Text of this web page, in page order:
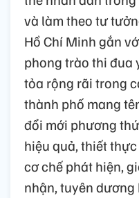
và làm theo tư
Hồ Chí Minh gắn
phong trào thi đua
tỏa rộng rãi trong
thành phố mang
đổi mới phương
hiệu quả, thiết
cơ chế phát hiện,
nhận, tuyên